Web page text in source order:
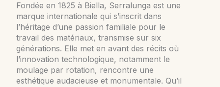
Fondée en 1825 à Biella, Serralunga est une
marque internationale qui s’inscrit dans
l’héritage d’une passion familiale pour le
travail des matériaux, transmise sur six
générations. Elle met en avant des récits où
l’innovation technologique, notamment le
moulage par rotation, rencontre une
esthétique audacieuse et monumentale. Qu’il